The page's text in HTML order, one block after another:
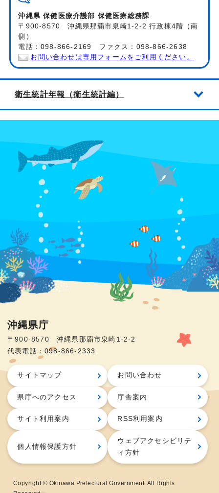
沖縄県 保健医療介護部 保健医療総務課
〒900-8570 沖縄県那覇市泉崎1-2-2 行政棟4階（南
側）
電話：098-866-2169 ファクス：098-866-2638
お問い合わせは専用フォームをご利用ください。
衛生統計年報（衛生統計編）
沖縄県庁
〒900-8570 沖縄県那覇市泉崎1-2-2
代表電話：098-866-2333
サイトマップ お問い合わせ
県庁へのアクセス 庁舎案内
サイト利用案内 RSS利用案内
個人情報保護方針
ウェブアクセシビリテ
ィ方針
Copyright © Okinawa Prefectural Government. All Rights